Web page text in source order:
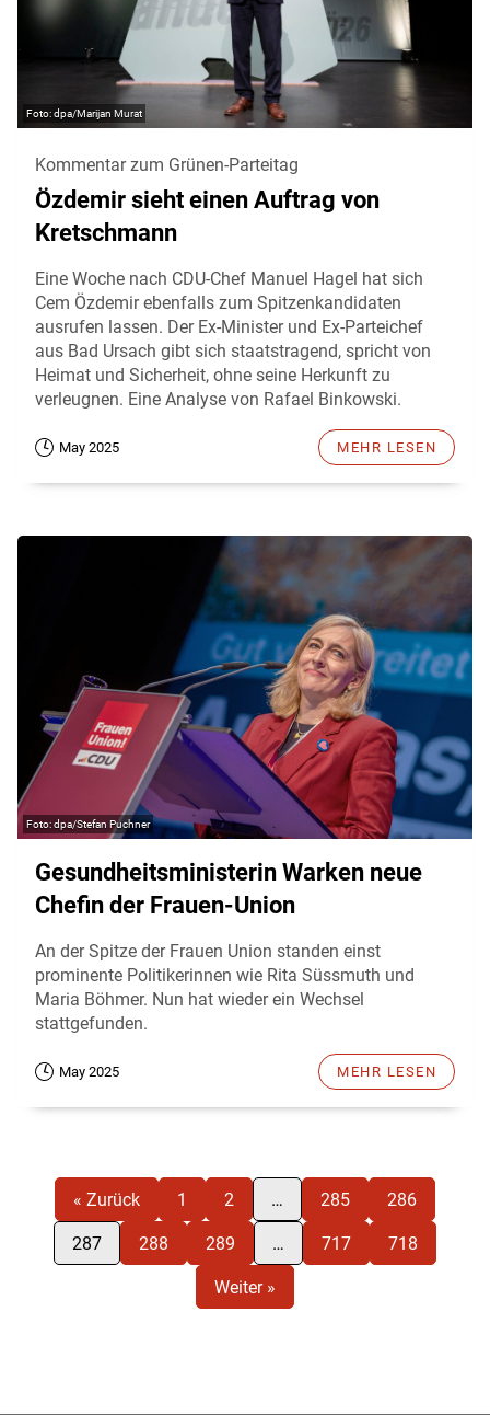
dpa/Marijan Murat
Kommentar zum Grünen-Parteitag
Özdemir sieht einen Auftrag von
Kretschmann
Eine Woche nach CDU-Chef Manuel Hagel hat sich
Cem Özdemir ebenfalls zum Spitzenkandidaten
ausrufen lassen. Der Ex-Minister und Ex-Parteichef
aus Bad Ursach gibt sich staatstragend, spricht von
Heimat und Sicherheit, ohne seine Herkunft zu
verleugnen. Eine Analyse von Rafael Binkowski.
May 2025 MEHR LESEN
dpa/Stefan Puchner
Gesundheitsministerin Warken neue
Chefin der Frauen-Union
An der Spitze der Frauen Union standen einst
prominente Politikerinnen wie Rita Süssmuth und
Maria Böhmer. Nun hat wieder ein Wechsel
stattgefunden.
May 2025 MEHR LESEN
« Zurück 1 2 … 285 286
287 288 289 … 717 718
Weiter »